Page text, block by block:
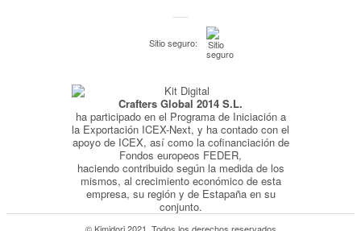
Pago seguro y financiación
Condiciones generales de Compra
Política de Privacidad
Política de Cookies
Sitio seguro:
Crafters Global 2014 S.L.
ha participado en el Programa de Iniciación a
la Exportación ICEX-Next, y ha contado con el
apoyo de ICEX, así como la cofinanciación de
Fondos europeos FEDER,
haciendo contribuido según la medida de los
mismos, al crecimiento económico de esta
empresa, su región y de Estapaña en su
conjunto.